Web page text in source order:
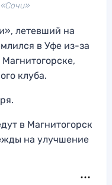
летевший на
в Уфе из-за
клуба.
в Магнитогорск
на улучшение